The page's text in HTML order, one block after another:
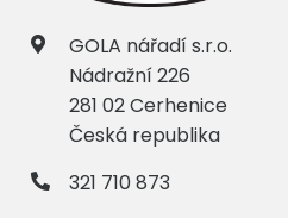
GOLA nářadí s.r.o.
Nádražní 226
281 02 Cerhenice
Česká republika
321 710 873